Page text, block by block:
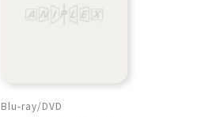
Blu-ray DVD